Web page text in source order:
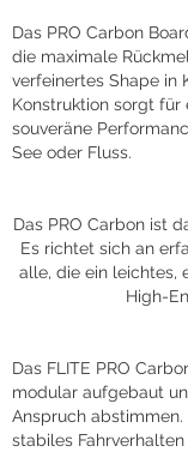
Das PRO Carbon
die maximale
verfeinertes Shape in
Konstruktion sorgt für
souveräne
See oder Fluss.
Das PRO Carbon ist
Es richtet sich an
alle, die ein leichtes,
High-
Das FLITE PRO
modular aufgebaut
Anspruch abstimmen.
stabiles